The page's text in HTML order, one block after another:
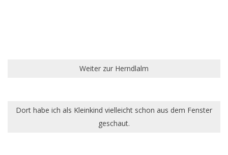
Weiter zur Herndlalm
Dort habe ich als Kleinkind vielleicht schon aus dem Fenster
geschaut.